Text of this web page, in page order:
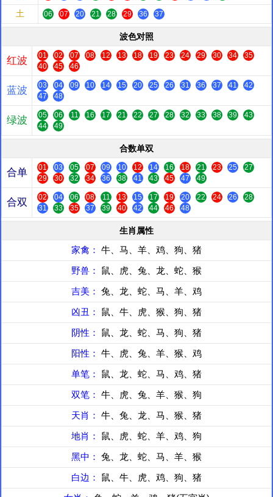
土 06 07 20 21 28 29 36 37
波色对照
红波 01 02 07 08 12 13 18 19 23 24 29 30 34
35
40
45 46
蓝波 03 04 09 10 14 15 20 25 26 31 36 37 41
42
47
48
绿波 05 06 11 16 17 21 22 27 28 32 33 38 39
43
44
49
合数单双
合单 01 03 05 07 09 10 12 14 16 18 21 23 25
27
29
30 32 34 36 38 41 43 45 47 49
合双 02 04 06 08 11 13 15 17 19 20 22 24 26
28
31
33 35 37 39 40 42 44 46 48
生肖属性
家禽： 牛、马、羊、鸡、狗、猪
野兽： 鼠、虎、兔、龙、蛇、猴
吉美： 兔、龙、蛇、马、羊、鸡
凶丑： 鼠、牛、虎、猴、狗、猪
阴性： 鼠、龙、蛇、马、狗、猪
阳性： 牛、虎、兔、羊、猴、鸡
单笔： 鼠、龙、蛇、马、鸡、猪
双笔： 牛、虎、兔、羊、猴、狗
天肖： 牛、兔、龙、马、猴、猪
地肖： 鼠、虎、蛇、羊、鸡、狗
黑中： 兔、龙、蛇、马、羊、猴
白边： 鼠、牛、虎、鸡、狗、猪